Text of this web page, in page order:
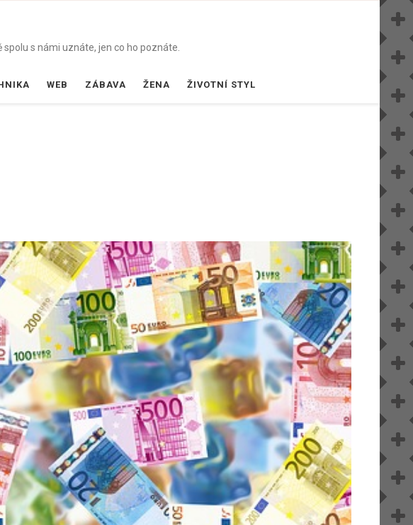
s námi uznáte, jen co ho poznáte.
WEB ZÁBAVA ŽENA ŽIVOTNÍ STYL